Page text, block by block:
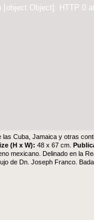
[object Object]: HTTP 0
las Cuba, Jamaica y otras
(H x W):48 x 67 cm.
mexicano. Delinado en la
de Dn. Joseph Franco.